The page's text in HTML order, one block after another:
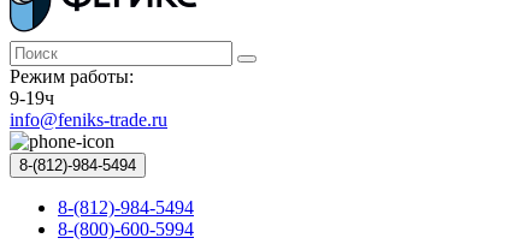
Режим работы:
9-19ч
info@feniks-trade.ru
8-(812)-984-5494
8-(812)-984-5494
8-(800)-600-5994